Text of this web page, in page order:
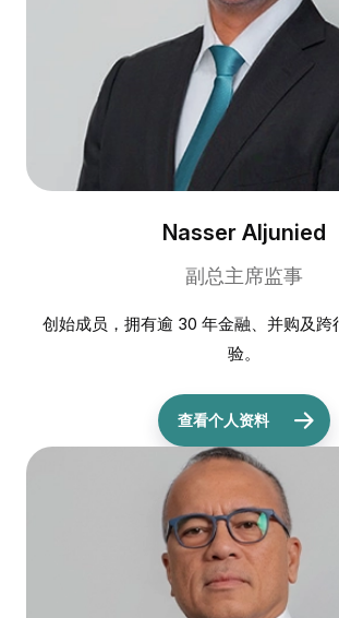
Nasser Aljunied
副总主席监事
创始成员，拥有逾 30 年金融、并购及跨
验。
查看个人资料